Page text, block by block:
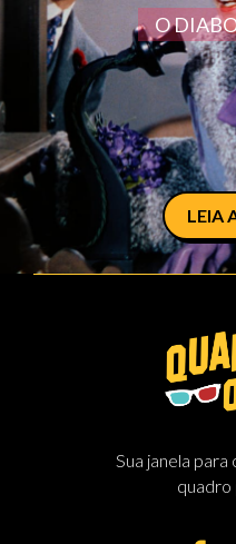
O
LEIA
Sua janela para
quadro